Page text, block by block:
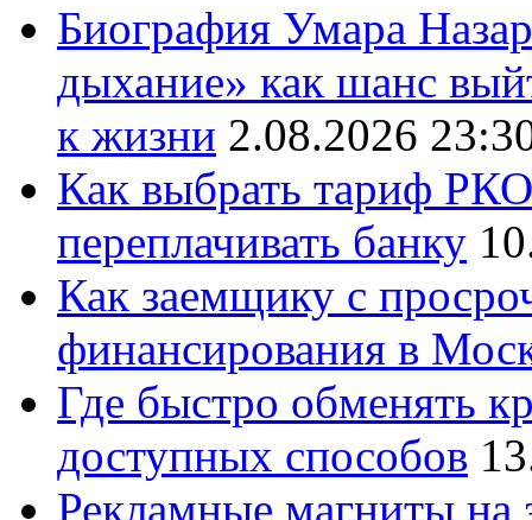
Биография Умара
дыхание» как шанс
к жизни 2.08.2026
Как выбрать тариф
переплачивать банку
Как заемщику с
финансирования в
Где быстро обменять
доступных способов
Рекламные магниты на